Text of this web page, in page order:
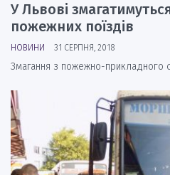
У Львові
пожежних поїздів
НОВИНИ 31 СЕРПНЯ, 2018
Змагання з пожежно-прикладного